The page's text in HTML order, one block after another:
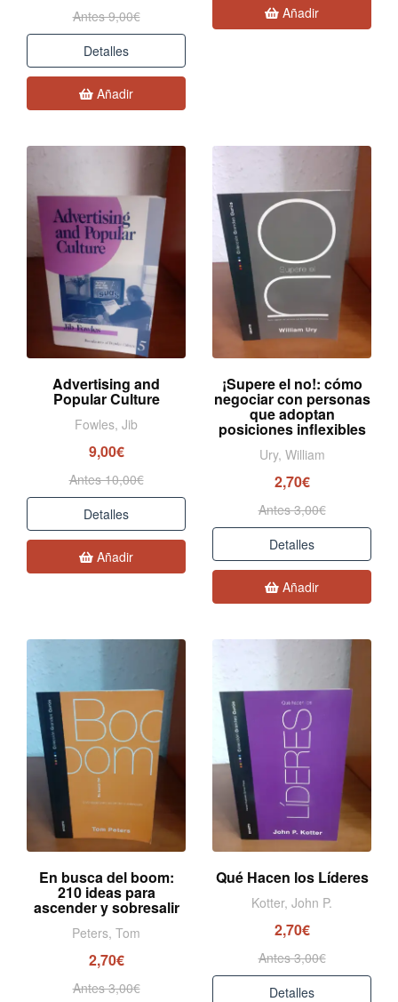
Antes 9,00€
Detalles
Añadir
Añadir
Advertising and
Popular Culture
Fowles, Jib
9,00€
Antes 10,00€
Detalles
Añadir
¡Supere el no!: cómo
negociar con personas
que adoptan
posiciones inflexibles
Ury, William
2,70€
Antes 3,00€
Detalles
Añadir
En busca del boom:
210 ideas para
ascender y sobresalir
Peters, Tom
2,70€
Antes 3,00€
Qué Hacen los Líderes
Kotter, John P.
2,70€
Antes 3,00€
Detalles